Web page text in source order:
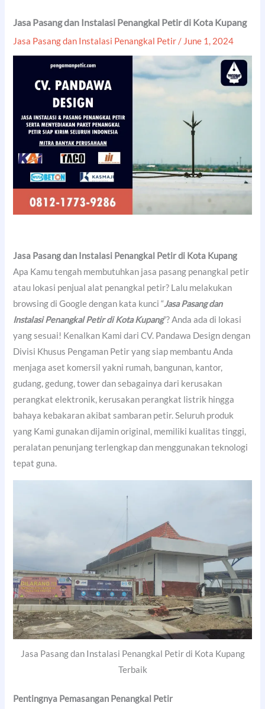
Jasa Pasang dan Instalasi Penangkal Petir di Kota Kupang
Jasa Pasang dan Instalasi Penangkal Petir / June 1, 2024
Jasa Pasang dan Instalasi Penangkal Petir di Kota Kupang
Apa Kamu tengah membutuhkan jasa pasang penangkal petir
atau lokasi penjual alat penangkal petir? Lalu melakukan
browsing di Google dengan kata kunci “Jasa Pasang dan
Instalasi Penangkal Petir di Kota Kupang”? Anda ada di lokasi
yang sesuai! Kenalkan Kami dari CV. Pandawa Design dengan
Divisi Khusus Pengaman Petir yang siap membantu Anda
menjaga aset komersil yakni rumah, bangunan, kantor,
gudang, gedung, tower dan sebagainya dari kerusakan
perangkat elektronik, kerusakan perangkat listrik hingga
bahaya kebakaran akibat sambaran petir. Seluruh produk
yang Kami gunakan dijamin original, memiliki kualitas tinggi,
peralatan penunjang terlengkap dan menggunakan teknologi
tepat guna.
Jasa Pasang dan Instalasi Penangkal Petir di Kota Kupang
Terbaik
Pentingnya Pemasangan Penangkal Petir